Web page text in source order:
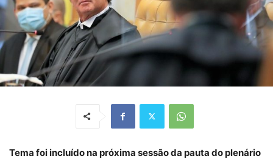
Tema foi incluído na próxima sessão da pauta do plenário